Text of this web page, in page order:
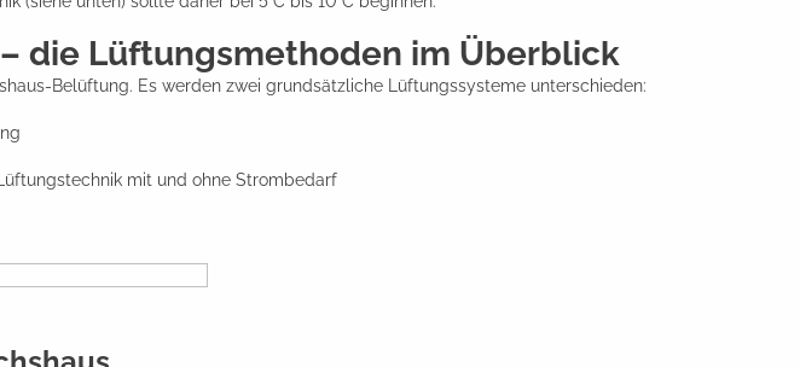
die Lüftungsmethoden im Überblick
Belüftung. Es werden zwei grundsätzliche Lüftungssysteme unterschieden:
mit und ohne Strombedarf